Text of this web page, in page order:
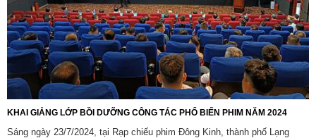
KHAI GIẢNG LỚP BỒI DƯỠNG CÔNG TÁC PHỔ BIẾN PHIM NĂM 2024
Sáng ngày 23/7/2024, tại Rạp chiếu phim Đông Kinh, thành phố Lạng